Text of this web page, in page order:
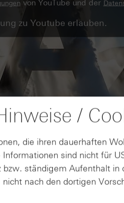
von YouTube und der
zu Youtube erlauben.
/
die ihren dauerhaften
sind nicht für
ständigem Aufenthalt in
nach den dortigen